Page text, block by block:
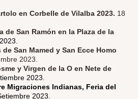
en Corbelle de Vilalba 2023. 18
de San Ramón en la Plaza de la
San Mamed y San Ecce Homo
2023.
y Virgen de la O en Nete de
2023.
Migraciones Indianas, Feria del
2023.